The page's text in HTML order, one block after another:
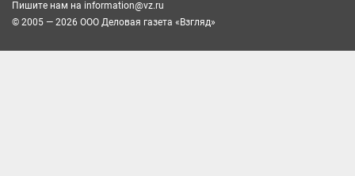
Пишите нам на information@vz.ru
© 2005 — 2026 ООО Деловая газета «Взгляд»